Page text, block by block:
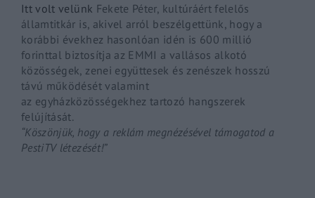
Itt volt velünk Fekete Péter, kultúráért felelős
államtitkár is, akivel arról beszélgettünk, hogy a
korábbi évekhez hasonlóan idén is 600 millió
forinttal biztosítja az EMMI a vallásos alkotó
közösségek, zenei együttesek és zenészek hosszú
távú működését valamint
az egyházközösségekhez tartozó hangszerek
felújítását.
“Köszönjük, hogy a reklám megnézésével támogatod a
PestiTV létezését!”